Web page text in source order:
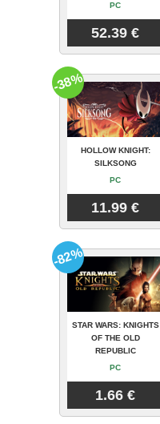
PC
52.39 €
HOLLOW KNIGHT:
SILKSONG
PC
11.99 €
-38%
STAR WARS: KNIGHTS
OF THE OLD
REPUBLIC
PC
1.66 €
-82%